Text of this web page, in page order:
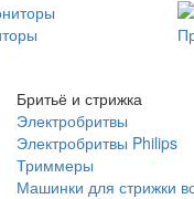
Бритьё и стрижка
Электробритвы
Электробритвы Philips
Триммеры
Машинки для стрижки